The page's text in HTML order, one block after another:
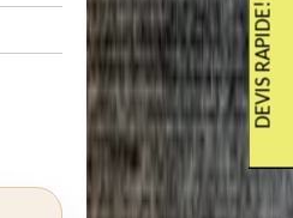
DEVIS RAPIDE!